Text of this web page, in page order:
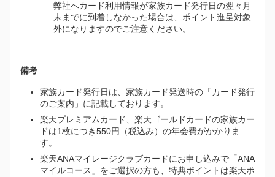
弊社へカード利用情報が家族カード発行日の翌々月
末までに到着しなかった場合は、ポイント進呈対象
外になりますのでご注意ください。
備考
家族カード発行日は、家族カード発送時の「カード発行
のご案内」に記載しております。
楽天プレミアムカード、楽天ゴールドカードの家族カー
ドは1枚につき550円（税込み）の年会費がかかりま
す。
楽天ANAマイレージクラブカードにお申し込みで「ANA
マイルコース」をご選択の方も、特典ポイントは楽天ポ